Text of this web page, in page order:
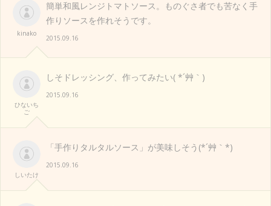
kinako
簡単和風レンジトマトソース。ものぐさ者でも苦なく手
作りソースを作れそうです。
2015.09.16
ひないち
ご
しそドレッシング、作ってみたい( *´艸｀)
2015.09.16
しいたけ
「手作りタルタルソース」が美味しそう(*´艸｀*)
2015.09.16